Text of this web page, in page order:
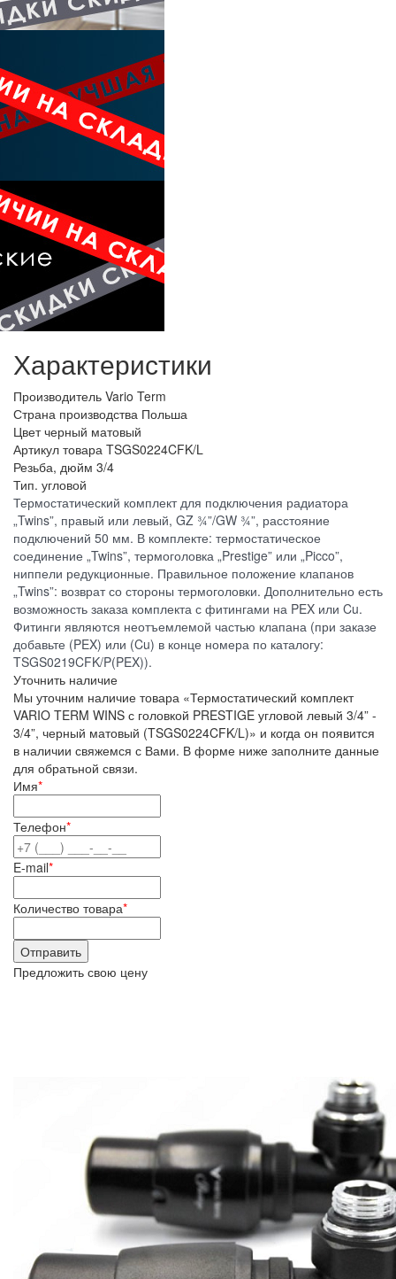
Характеристики
Производитель Vario Term
Страна производства Польша
Цвет черный матовый
Артикул товара TSGS0224CFK/L
Резьба, дюйм 3/4
Тип. угловой
Термостатический комплект для подключения радиатора
„Twins”, правый или левый, GZ ¾”/GW ¾”, расстояние
подключений 50 мм. В комплекте: термостатическое
соединение „Twins”, термоголовка „Prestige” или „Picco”,
ниппели редукционные. Правильное положение клапанов
„Twins”: возврат со стороны термоголовки. Дополнительно есть
возможность заказа комплекта с фитингами на PEX или Cu.
Фитинги являются неотъемлемой частью клапана (при заказе
добавьте (PEX) или (Cu) в конце номера по каталогу:
TSGS0219CFK/P(PEX)).
Уточнить наличие
Мы уточним наличие товара «Термостатический комплект
VARIO TERM WINS с головкой PRESTIGE угловой левый 3/4” -
3/4”, черный матовый (TSGS0224CFK/L)» и когда он появится
в наличии свяжемся с Вами. В форме ниже заполните данные
для обратьной связи.
Имя*
Телефон*
E-mail*
Количество товара*
Предложить свою цену